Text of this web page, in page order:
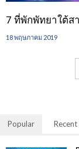
7 ที่พักพัทยาใต้ส
18 พฤษภาคม 2019
Popular Recent